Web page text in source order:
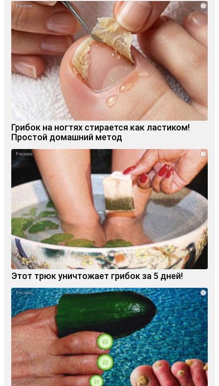
i
Грибок на ногтях стирается как ластиком!
Простой домашний метод
i
Этот трюк уничтожает грибок за 5 дней!
i